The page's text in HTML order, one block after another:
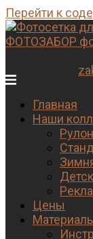
Перейти к
ФОТОЗАБОР
Главная
Наши
Цены